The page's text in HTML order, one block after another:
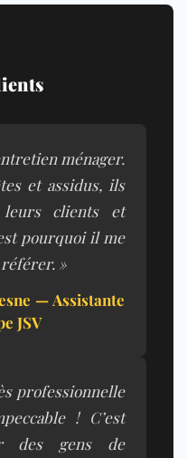
ménager.
et assidus, ils
clients et
pourquoi il me
»
— Assistante
JSV
professionnelle
! C’est
des gens de